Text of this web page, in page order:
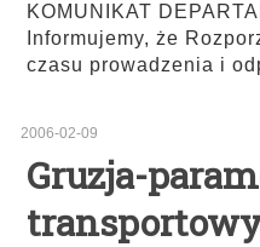
KOMUNIKAT
Informujemy, że
czasu prowadzenia i
2006-02-09
Gruzja-